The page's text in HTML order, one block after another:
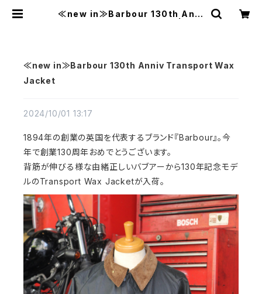
≪new in≫Barbour 130th Anni
≪new in≫Barbour 130th Anniv Transport Wax
Jacket
2024/10/01 13:17
1894年の創業の英国を代表するブランド『Barbour』。今
年で創業130周年おめでとうございます。
背筋が伸びる様な由緒正しいバブアーから130年記念モデ
ルのTransport Wax Jacketが入荷。